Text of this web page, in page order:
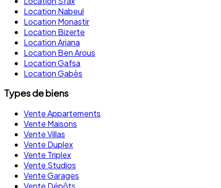
Location Nabeul
Location Monastir
Location Bizerte
Location Ariana
Location Ben Arous
Location Gafsa
Location Gabès
Types de biens
Vente Appartements
Vente Maisons
Vente Villas
Vente Duplex
Vente Triplex
Vente Studios
Vente Garages
Vente Dépôts